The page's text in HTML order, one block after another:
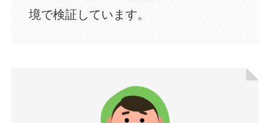
境で検証しています。